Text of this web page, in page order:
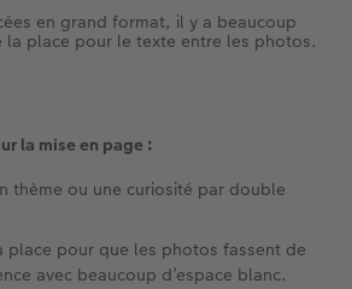
en grand format, il y a beaucoup
la place pour le texte entre les photos.
la mise en page :
thème ou une curiosité par double
place pour que les photos fassent de
avec beaucoup d’espace blanc.